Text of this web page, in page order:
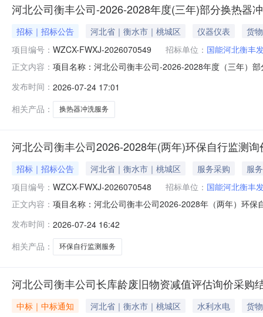
河北公司衡丰公司-2026-2028年度(三年)部分换热器
招标｜招标公告 河北省｜衡水市｜桃城区 仪器仪表
货物
项目编号： WZCX-FWXJ-2026070549 招标单位： 国能河北衡丰
正文内容： 项目名称：河北公司衡丰公司-2026-2028年度（三年）
清洗合同至少1个，报价人须提供符合本采购要求的业绩
票（开票时
发布时间： 2026-07-24 17:01
相关产品：
换热器冲洗服务
河北公司衡丰公司2026-2028年(两年)环保自行监测询
招标｜招标公告 河北省｜衡水市｜桃城区 服务采购
服务
项目编号： WZCX-FWXJ-2026070548 招标单位： 国能河北衡丰
正文内容： 项目名称：河北公司衡丰公司2026-2028年（两年）环
金属及重金属）、废水（含重金属）、噪声、土壤（含
目）-/。报价人业绩要
发布时间： 2026-07-24 16:42
相关产品：
环保自行监测服务
河北公司衡丰公司长库龄废旧物资减值评估询价采购
中标｜中标通知 河北省｜衡水市｜桃城区 水利水电
货物